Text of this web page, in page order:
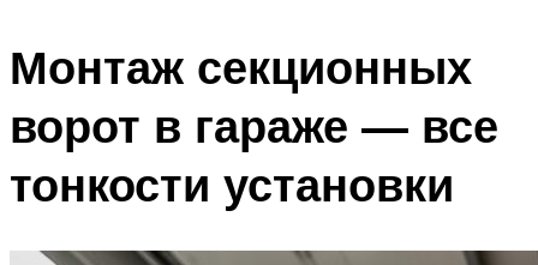
Монтаж секционных
ворот в гараже — все
тонкости установки